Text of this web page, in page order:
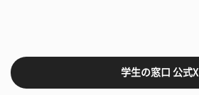
学生の窓口 公式X